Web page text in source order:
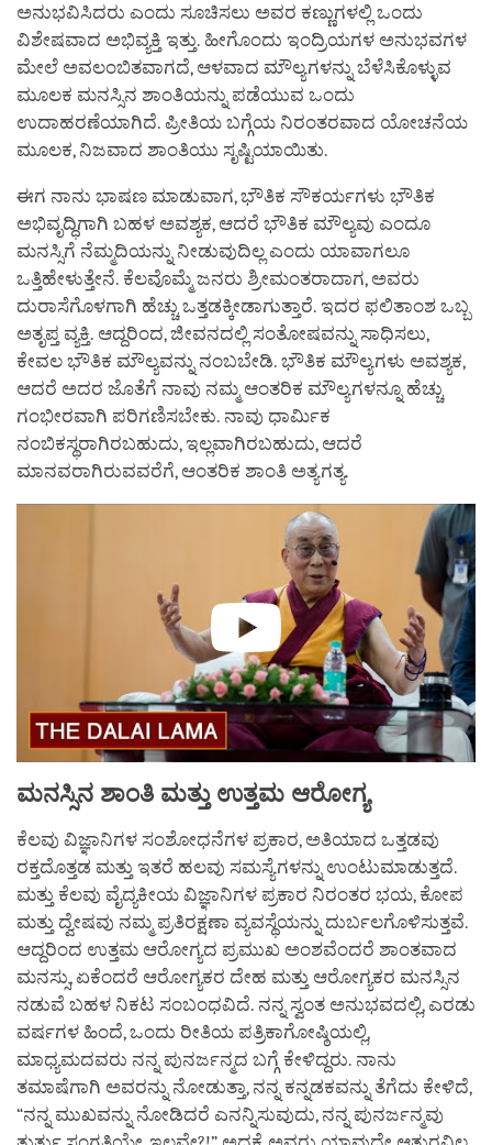
ಅನುಭವಿಸಿದರು ಎಂದು ಸೂಚಿಸಲು ಅವರ ಕಣ್ಣುಗಳಲ್ಲಿ ಒಂದು
ವಿಶೇಷವಾದ ಅಭಿವ್ಯಕ್ತಿ ಇತ್ತು. ಹೀಗೊಂದು ಇಂದ್ರಿಯಗಳ ಅನುಭವಗಳ
ಮೇಲೆ ಅವಲಂಬಿತವಾಗದೆ, ಆಳವಾದ ಮೌಲ್ಯಗಳನ್ನು ಬೆಳೆಸಿಕೊಳ್ಳುವ
ಮೂಲಕ ಮನಸ್ಸಿನ ಶಾಂತಿಯನ್ನು ಪಡೆಯುವ ಒಂದು
ಉದಾಹರಣೆಯಾಗಿದೆ. ಪ್ರೀತಿಯ ಬಗ್ಗೆಯ ನಿರಂತರವಾದ ಯೋಚನೆಯ
ಮೂಲಕ, ನಿಜವಾದ ಶಾಂತಿಯು ಸೃಷ್ಟಿಯಾಯಿತು.
ಈಗ ನಾನು ಭಾಷಣ ಮಾಡುವಾಗ, ಭೌತಿಕ ಸೌಕರ್ಯಗಳು ಭೌತಿಕ
ಅಭಿವೃದ್ಧಿಗಾಗಿ ಬಹಳ ಅವಶ್ಯಕ, ಆದರೆ ಭೌತಿಕ ಮೌಲ್ಯವು ಎಂದೂ
ಮನಸ್ಸಿಗೆ ನೆಮ್ಮದಿಯನ್ನು ನೀಡುವುದಿಲ್ಲ ಎಂದು ಯಾವಾಗಲೂ
ಒತ್ತಿಹೇಳುತ್ತೇನೆ. ಕೆಲವೊಮ್ಮೆ ಜನರು ಶ್ರೀಮಂತರಾದಾಗ, ಅವರು
ದುರಾಸೆಗೊಳಗಾಗಿ ಹೆಚ್ಚು ಒತ್ತಡಕ್ಕೀಡಾಗುತ್ತಾರೆ. ಇದರ ಫಲಿತಾಂಶ ಒಬ್ಬ
ಅತೃಪ್ತ ವ್ಯಕ್ತಿ. ಆದ್ದರಿಂದ, ಜೀವನದಲ್ಲಿ ಸಂತೋಷವನ್ನು ಸಾಧಿಸಲು,
ಕೇವಲ ಭೌತಿಕ ಮೌಲ್ಯವನ್ನು ನಂಬಬೇಡಿ. ಭೌತಿಕ ಮೌಲ್ಯಗಳು ಅವಶ್ಯಕ,
ಆದರೆ ಅದರ ಜೊತೆಗೆ ನಾವು ನಮ್ಮ ಆಂತರಿಕ ಮೌಲ್ಯಗಳನ್ನೂ ಹೆಚ್ಚು
ಗಂಭೀರವಾಗಿ ಪರಿಗಣಿಸಬೇಕು. ನಾವು ಧಾರ್ಮಿಕ
ನಂಬಿಕಸ್ಥರಾಗಿರಬಹುದು, ಇಲ್ಲವಾಗಿರಬಹುದು, ಆದರೆ
ಮಾನವರಾಗಿರುವವರೆಗೆ, ಆಂತರಿಕ ಶಾಂತಿ ಅತ್ಯಗತ್ಯ.
ಮನಸ್ಸಿನ ಶಾಂತಿ ಮತ್ತು ಉತ್ತಮ ಆರೋಗ್ಯ
ಕೆಲವು ವಿಜ್ಞಾನಿಗಳ ಸಂಶೋಧನೆಗಳ ಪ್ರಕಾರ, ಅತಿಯಾದ ಒತ್ತಡವು
ರಕ್ತದೊತ್ತಡ ಮತ್ತು ಇತರೆ ಹಲವು ಸಮಸ್ಯೆಗಳನ್ನು ಉಂಟುಮಾಡುತ್ತದೆ.
ಮತ್ತು ಕೆಲವು ವೈದ್ಯಕೀಯ ವಿಜ್ಞಾನಿಗಳ ಪ್ರಕಾರ ನಿರಂತರ ಭಯ, ಕೋಪ
ಮತ್ತು ದ್ವೇಷವು ನಮ್ಮ ಪ್ರತಿರಕ್ಷಣಾ ವ್ಯವಸ್ಥೆಯನ್ನು ದುರ್ಬಲಗೊಳಿಸುತ್ತವೆ.
ಆದ್ದರಿಂದ ಉತ್ತಮ ಆರೋಗ್ಯದ ಪ್ರಮುಖ ಅಂಶವೆಂದರೆ ಶಾಂತವಾದ
ಮನಸ್ಸು, ಏಕೆಂದರೆ ಆರೋಗ್ಯಕರ ದೇಹ ಮತ್ತು ಆರೋಗ್ಯಕರ ಮನಸ್ಸಿನ
ನಡುವೆ ಬಹಳ ನಿಕಟ ಸಂಬಂಧವಿದೆ. ನನ್ನ ಸ್ವಂತ ಅನುಭವದಲ್ಲಿ, ಎರಡು
ವರ್ಷಗಳ ಹಿಂದೆ, ಒಂದು ರೀತಿಯ ಪತ್ರಿಕಾಗೋಷ್ಠಿಯಲ್ಲಿ,
ಮಾಧ್ಯಮದವರು ನನ್ನ ಪುನರ್ಜನ್ಮದ ಬಗ್ಗೆ ಕೇಳಿದ್ದರು. ನಾನು
ತಮಾಷೆಗಾಗಿ ಅವರನ್ನು ನೋಡುತ್ತಾ, ನನ್ನ ಕನ್ನಡಕವನ್ನು ತೆಗೆದು ಕೇಳಿದೆ,
“ನನ್ನ ಮುಖವನ್ನು ನೋಡಿದರೆ ಎನನ್ನಿಸುವುದು, ನನ್ನ ಪುನರ್ಜನ್ಮವು